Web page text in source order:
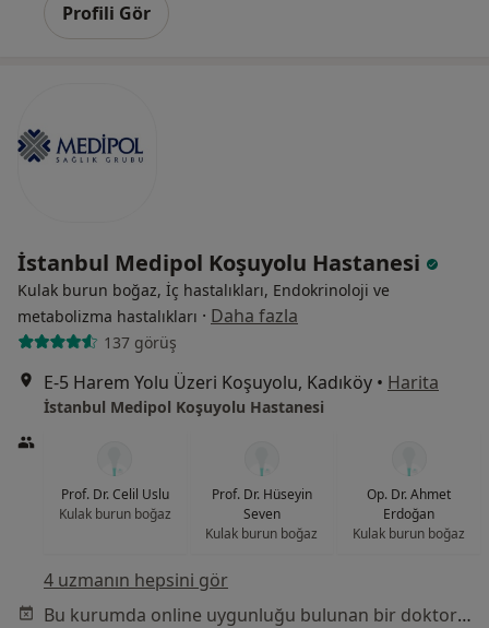
Profili Gör
İstanbul Medipol Koşuyolu Hastanesi
Kulak burun boğaz, İç hastalıkları, Endokrinoloji ve
metabolizma hastalıkları · Daha fazla
137 görüş
E-5 Harem Yolu Üzeri Koşuyolu, Kadıköy • Harita
İstanbul Medipol Koşuyolu Hastanesi
Prof. Dr. Celil Uslu
Kulak burun boğaz
Prof. Dr. Hüseyin
Seven
Kulak burun boğaz
Op. Dr. Ahmet
Erdoğan
Kulak burun boğaz
4 uzmanın hepsini gör
Bu kurumda online uygunluğu bulunan bir doktor veya uzman bulunamadı